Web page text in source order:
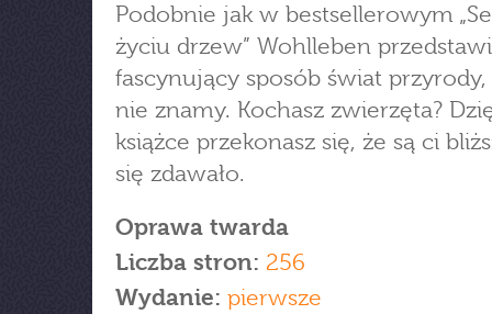
Podobnie jak w bestsellerowym
życiu drzew” Wohlleben
fascynujący sposób świat
nie znamy. Kochasz zwierzęta?
książce przekonasz się, że są ci
się zdawało.
Oprawa twarda
Liczba stron: 256
Wydanie: pierwsze